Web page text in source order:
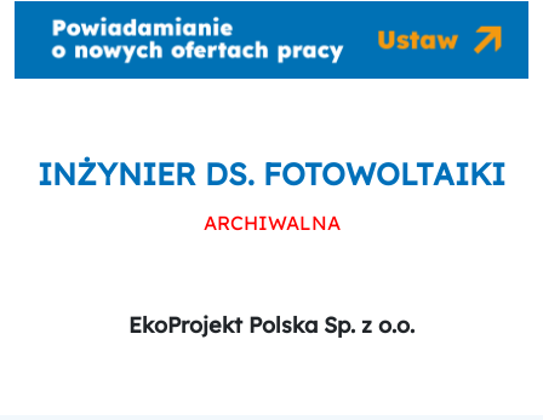
INŻYNIER DS. FOTOWOLTAIKI
ARCHIWALNA
EkoProjekt Polska Sp. z o.o.